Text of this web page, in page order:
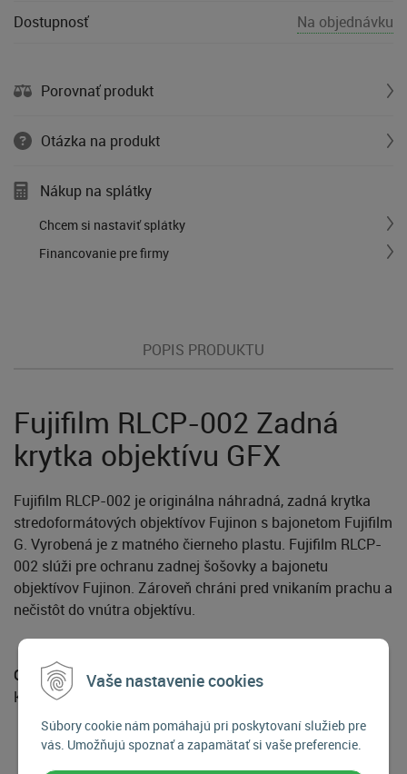
Vaše nastavenie cookies
Súbory cookie nám pomáhajú pri poskytovaní služieb pre
vás. Umožňujú spoznať a zapamätať si vaše preferencie.
Dostupnosť Na objednávku
Porovnať produkt
Otázka na produkt
Nákup na splátky
Chcem si nastaviť splátky
Financovanie pre firmy
POPIS PRODUKTU
Fujifilm RLCP-002 Zadná
krytka objektívu GFX
Fujifilm RLCP-002 je originálna náhradná, zadná krytka
stredoformátových objektívov Fujinon s bajonetom Fujifilm
G. Vyrobená je z matného čierneho plastu. Fujifilm RLCP-
002 slúži pre ochranu zadnej šošovky a bajonetu
objektívov Fujinon. Zároveň chráni pred vnikaním prachu a
nečistôt do vnútra objektívu.
Obsah balenia:
Krytka: Fujifilm RLCP-002